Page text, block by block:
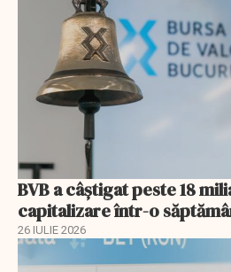
BVB a câștigat peste 18
capitalizare într-o
26 IULIE 2026